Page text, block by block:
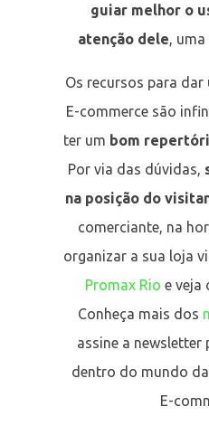
guiar melhor o
atenção dele,
Os recursos para
E-commerce são
ter um bom
Por via das dúvidas,
na posição do
comerciante, na
organizar a sua loja
Promax Rio e veja
Conheça mais dos
assine a
dentro do mundo
E-